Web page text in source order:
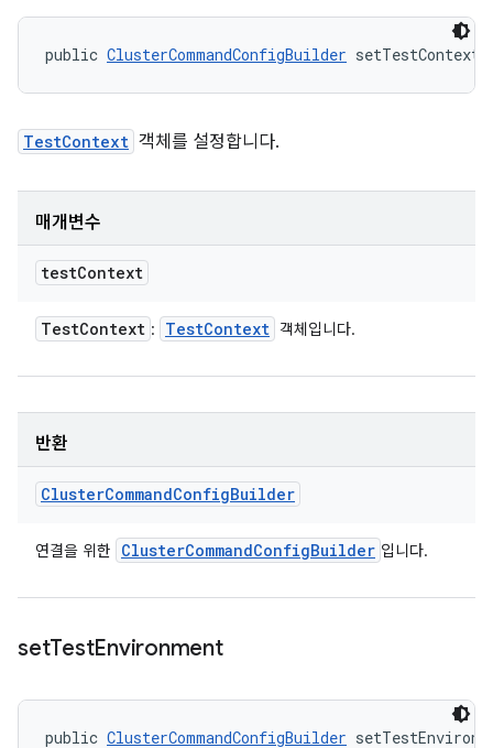
public ClusterCommandConfigBuilder setTestContext
TestContext 객체를 설정합니다.
매개변수
testContext
TestContext : TestContext 객체입니다.
반환
ClusterCommandConfigBuilder
연결을 위한 ClusterCommandConfigBuilder 입니다.
setTestEnvironment
public ClusterCommandConfigBuilder